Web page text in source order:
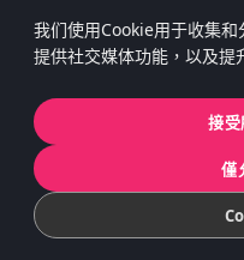
我们使用Cookie用于收集和
提供社交媒体功能，以及提
接
僅
concept by